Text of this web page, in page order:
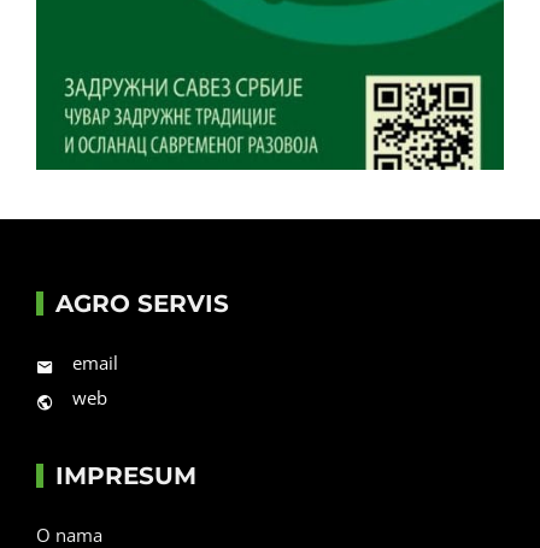
AGRO SERVIS
email
web
IMPRESUM
O nama